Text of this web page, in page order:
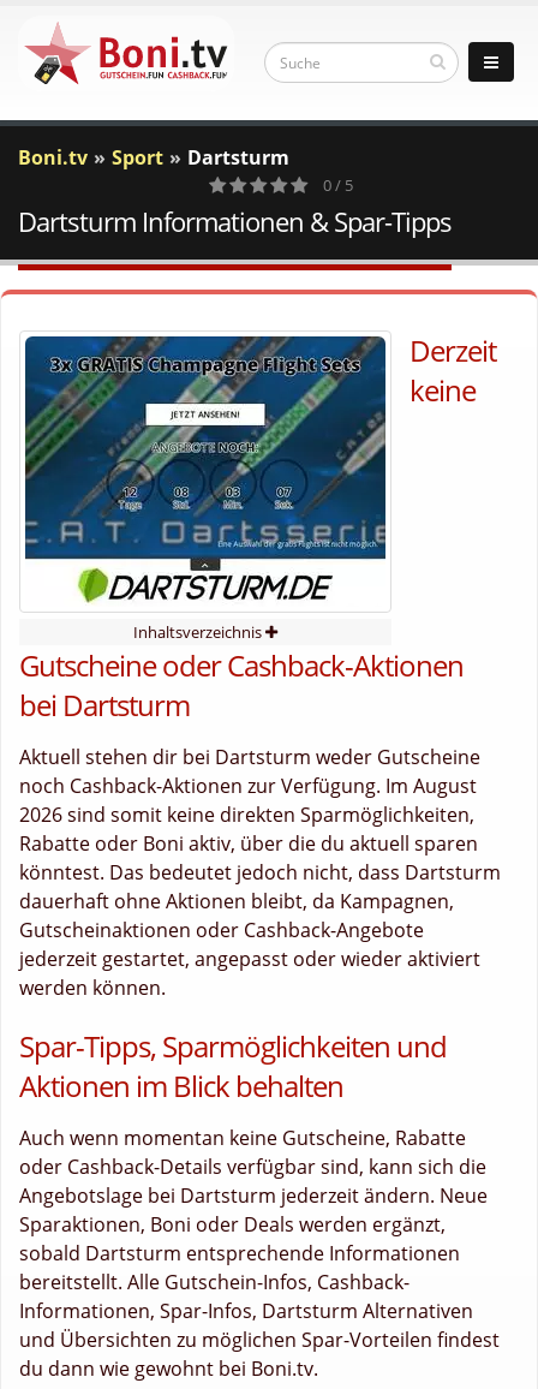
Boni.tv Sport Dartsturm
0
Votes
0 / 5
Dartsturm Informationen & Spar-Tipps
Inhaltsverzeichnis
Derzeit
keine
Gutscheine oder Cashback-Aktionen
bei Dartsturm
Aktuell stehen dir bei Dartsturm weder Gutscheine
noch Cashback-Aktionen zur Verfügung. Im August
2026 sind somit keine direkten Sparmöglichkeiten,
Rabatte oder Boni aktiv, über die du aktuell sparen
könntest. Das bedeutet jedoch nicht, dass Dartsturm
dauerhaft ohne Aktionen bleibt, da Kampagnen,
Gutscheinaktionen oder Cashback-Angebote
jederzeit gestartet, angepasst oder wieder aktiviert
werden können.
Spar-Tipps, Sparmöglichkeiten und
Aktionen im Blick behalten
Auch wenn momentan keine Gutscheine, Rabatte
oder Cashback-Details verfügbar sind, kann sich die
Angebotslage bei Dartsturm jederzeit ändern. Neue
Sparaktionen, Boni oder Deals werden ergänzt,
sobald Dartsturm entsprechende Informationen
bereitstellt. Alle Gutschein-Infos, Cashback-
Informationen, Spar-Infos, Dartsturm Alternativen
und Übersichten zu möglichen Spar-Vorteilen findest
du dann wie gewohnt bei Boni.tv.